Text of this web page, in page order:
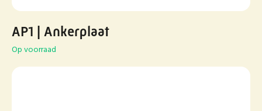
AP1 | Ankerplaat
Op voorraad